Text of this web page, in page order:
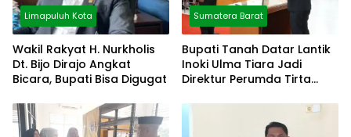
Limapuluh Kota
Wakil Rakyat H. Nurkholis
Dt. Bijo Dirajo Angkat
Bicara, Bupati Bisa Digugat
Sumatera Barat
Bupati Tanah Datar Lantik
Inoki Ulma Tiara Jadi
Direktur Perumda Tirta